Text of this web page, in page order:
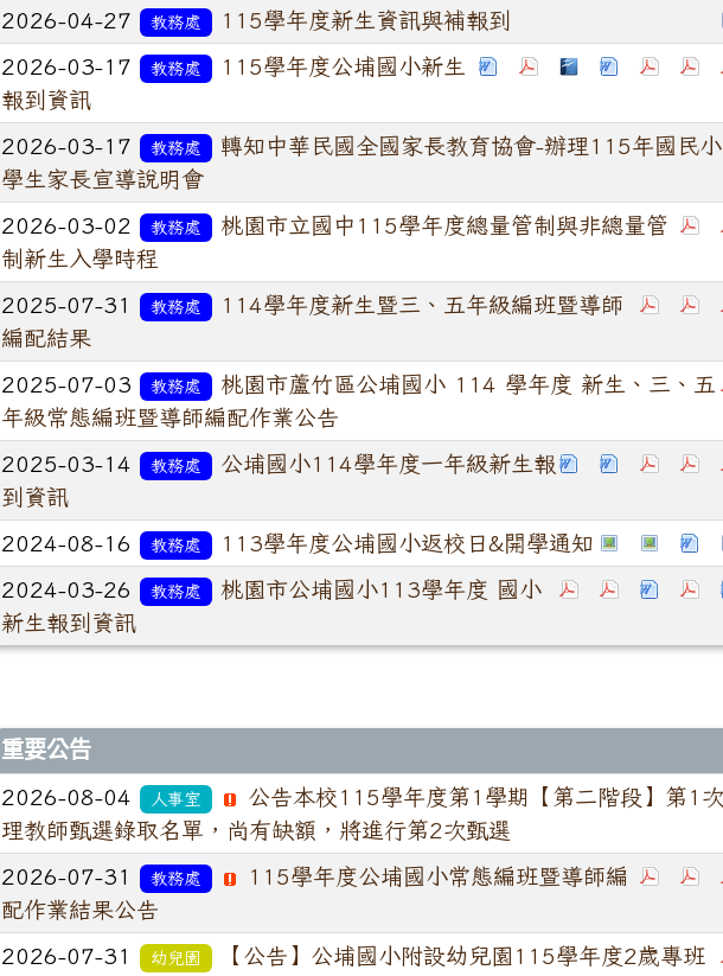
2026-04-27 教務處 115學年度新生資訊與補報到
2026-03-17 教務處
115學年度公埔國小新生
報到資訊
2026-03-17 教務處
轉知中華民國全國家長教育協會-辦理115年國民
學生家長宣導說明會
2026-03-02 教務處
桃園市立國中115學年度總量管制與非總量管
制新生入學時程
2025-07-31 教務處
114學年度新生暨三、五年級編班暨導師
編配結果
2025-07-03 教務處
桃園市蘆竹區公埔國小 114 學年度 新生、三、五
年級常態編班暨導師編配作業公告
2025-03-14 教務處
公埔國小114學年度一年級新生報
到資訊
2024-08-16 教務處 113學年度公埔國小返校日&開學通知
2024-03-26 教務處
桃園市公埔國小113學年度 國小
新生報到資訊
重要公告
2026-08-04 人事室
公告本校115學年度第1學期【第二階段】第1
理教師甄選錄取名單，尚有缺額，將進行第2次甄選
2026-07-31 教務處
115學年度公埔國小常態編班暨導師編
配作業結果公告
2026-07-31 幼兒園
【公告】公埔國小附設幼兒園115學年度2歲專班